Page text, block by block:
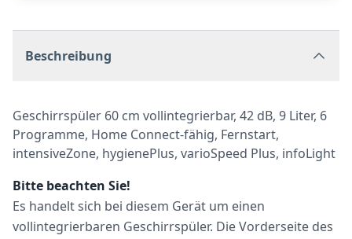
Beschreibung
Geschirrspüler 60 cm vollintegrierbar, 42 dB, 9 Liter, 6
Programme, Home Connect-fähig, Fernstart,
intensiveZone, hygienePlus, varioSpeed Plus, infoLight
Bitte beachten Sie!
Es handelt sich bei diesem Gerät um einen
vollintegrierbaren Geschirrspüler. Die Vorderseite des